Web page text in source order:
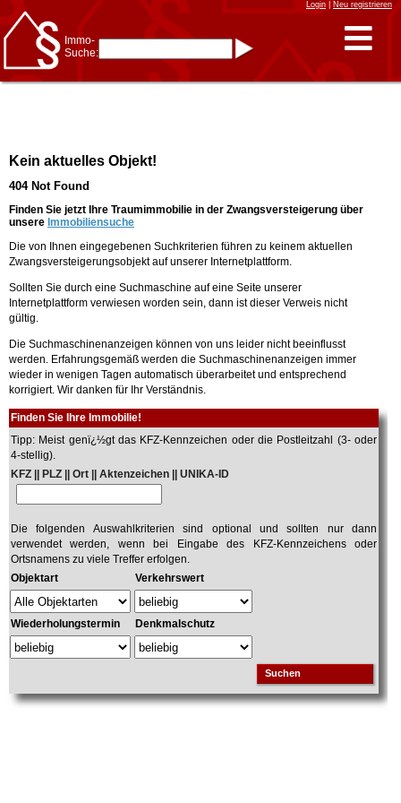
Login| Neu registrieren
Immo-
Suche:
* Suche verfeinern durch
Kombinieren
Frankfurt/Oder
am Main
Immobiliensuche
nach Kreis
nach Amtsgericht
Kein aktuelles Objekt!
404 Not Found
Finden Sie jetzt Ihre Traumimmobilie in der Zwangsversteigerung über
unsere Immobiliensuche
Die von Ihnen eingegebenen Suchkriterien führen zu keinem aktuellen
Zwangsversteigerungsobjekt auf unserer Internetplattform.
Sollten Sie durch eine Suchmaschine auf eine Seite unserer
Internetplattform verwiesen worden sein, dann ist dieser Verweis nicht
gültig.
Die Suchmaschinenanzeigen können von uns leider nicht beeinflusst
werden. Erfahrungsgemäß werden die Suchmaschinenanzeigen immer
wieder in wenigen Tagen automatisch überarbeitet und entsprechend
korrigiert. Wir danken für Ihr Verständnis.
Finden Sie Ihre Immobilie!
Tipp: Meist genï¿½gt das KFZ-Kennzeichen oder die Postleitzahl (3- oder
4-stellig).
KFZ || PLZ || Ort || Aktenzeichen || UNIKA-ID
Die folgenden Auswahlkriterien sind optional und sollten nur dann
verwendet werden, wenn bei Eingabe des KFZ-Kennzeichens oder
Ortsnamens zu viele Treffer erfolgen.
Objektart
Verkehrswert
Wiederholungstermin Denkmalschutz
Suchen